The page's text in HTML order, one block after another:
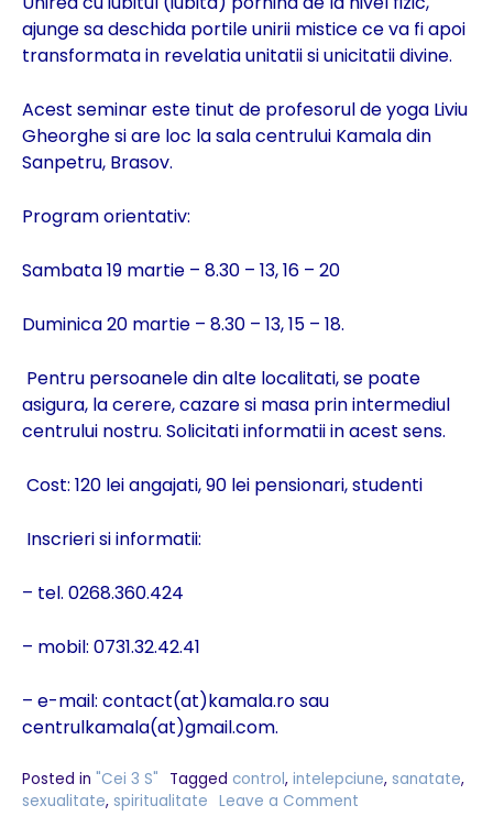
ajunge sa deschida portile unirii mistice ce va fi apoi
transformata in revelatia unitatii si unicitatii divine.
Acest seminar este tinut de profesorul de yoga Liviu
Gheorghe si are loc la sala centrului Kamala din
Sanpetru, Brasov.
Program orientativ:
Sambata 19 martie – 8.30 – 13, 16 – 20
Duminica 20 martie – 8.30 – 13, 15 – 18.
Pentru persoanele din alte localitati, se poate
asigura, la cerere, cazare si masa prin intermediul
centrului nostru. Solicitati informatii in acest sens.
Cost: 120 lei angajati, 90 lei pensionari, studenti
Inscrieri si informatii:
– tel. 0268.360.424
– mobil: 0731.32.42.41
– e-mail: contact(at)kamala.ro sau
centrulkamala(at)gmail.com.
Posted in "Cei 3 S" Tagged control, intelepciune, sanatate,
sexualitate, spiritualitate Leave a Comment